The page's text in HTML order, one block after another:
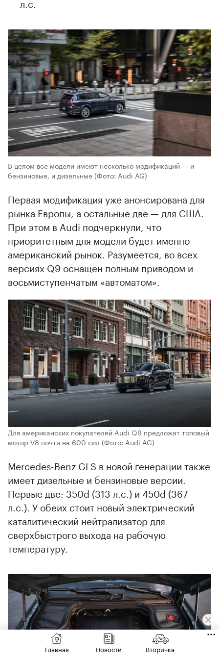
В целом все модели имеют несколько модификаций — и
бензиновые, и дизельные(Фото: Audi AG)
Первая модификация уже анонсирована для
рынка Европы, а остальные две — для США.
При этом в Audi подчеркнули, что
приоритетным для модели будет именно
американский рынок. Разумеется, во всех
версиях Q9 оснащен полным приводом и
восьмиступенчатым «автоматом».
Для американских покупателей Audi Q9 предложат топовый
мотор V8 почти на 600 сил (Фото: Audi AG)
Mercedes-Benz GLS в новой генерации также
имеет дизельные и бензиновые версии.
Первые две: 350d (313 л.с.) и 450d (367
л.с.). У обеих стоит новый электрический
каталитический нейтрализатор для
сверхбыстрого выхода на рабочую
температуру.
Главная Новости Вторичка